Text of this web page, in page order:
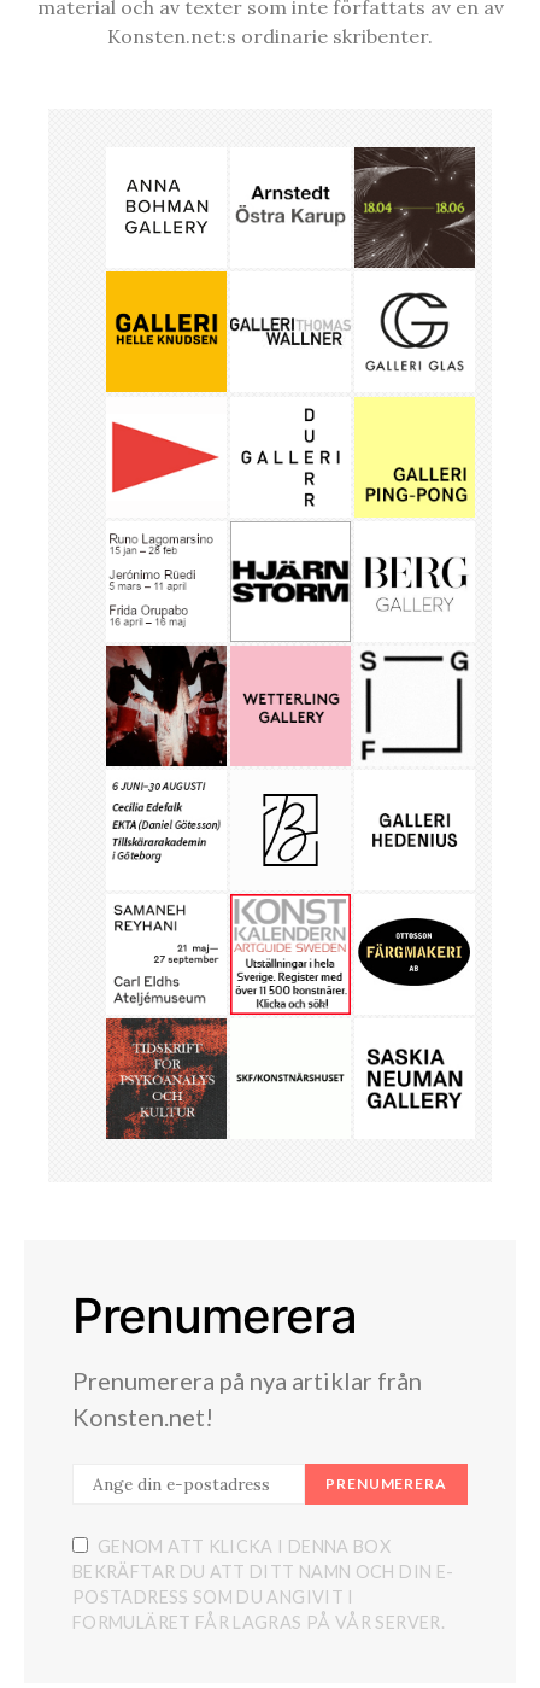
material och av texter som inte författats av en av
Konsten.net:s ordinarie skribenter.
Prenumerera
Prenumerera på nya artiklar från
Konsten.net!
PRENUMERERA
GENOM ATT KLICKA I DENNA BOX
BEKRÄFTAR DU ATT DITT NAMN OCH DIN E-
POSTADRESS SOM DU ANGIVIT I
FORMULÄRET FÅR LAGRAS PÅ VÅR SERVER.